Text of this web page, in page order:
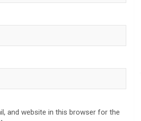
and website in this browser for the